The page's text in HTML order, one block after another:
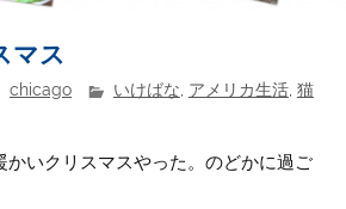
マス
chicago いけばな アメリカ生活, 猫
かいクリスマスやった。のどかに過ご